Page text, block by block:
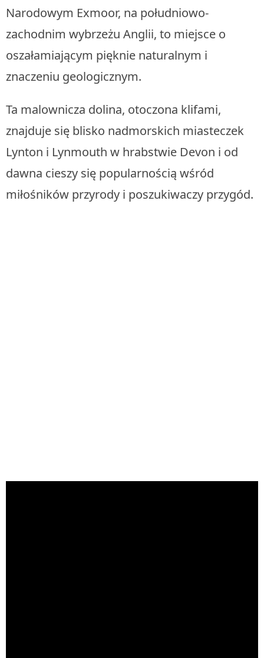
Narodowym Exmoor, na południowo-
zachodnim wybrzeżu Anglii, to miejsce o
oszałamiającym pięknie naturalnym i
znaczeniu geologicznym.
Ta malownicza dolina, otoczona klifami,
znajduje się blisko nadmorskich miasteczek
Lynton i Lynmouth w hrabstwie Devon i od
dawna cieszy się popularnością wśród
miłośników przyrody i poszukiwaczy przygód.